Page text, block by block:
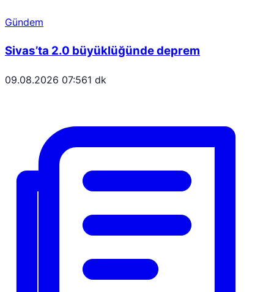
Gündem
Sivas’ta 2.0 büyüklüğünde deprem
09.08.2026 07:561 dk